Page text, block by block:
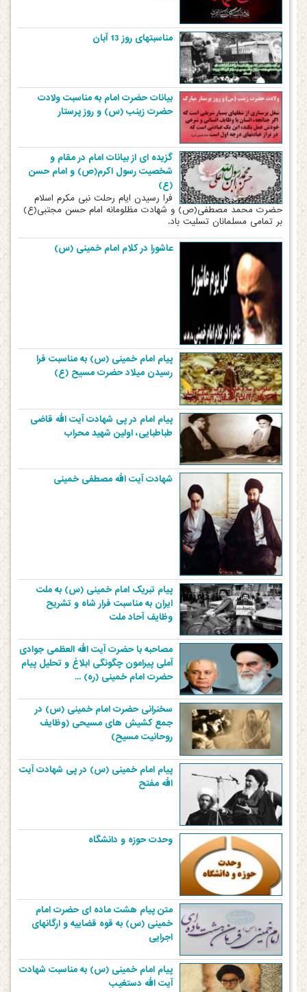
مناسبتهای روز 13 آبان
بیانات حضرت امام به مناسبت ولادت
حضرت زینب (س) و روز پرستار
گزیده ای از بیانات امام در مقام و
شخصیت رسول اکرم(ص) و امام حسن
(ع)
فرا رسیدن ایام رحلت نبی مکرم اسلام
حضرت محمد مصطفی(ص) و شهادت مظلومانه امام حسن مجتبی(ع)
بر تمامی مسلمانان تسلیت باد.
عاشورا در کلام امام خمینی (س)
پیام امام خمینی (س) به مناسبت فرا
رسیدن میلاد حضرت مسیح (ع)
پیام امام در پی شهادت آیت الله قاضی
طباطبایی، اولین شهید محراب
شهادت آیت الله مصطفی خمینی
پیام تبریک امام خمینی (س) به ملت
ایران به مناسبت فرار شاه و تشریح
وظایف آحاد ملت
مصاحبه با حضرت آیت الله العظمی جوادی
آملی پیرامون چگونگی ابلاغ و تحلیل پیام
حضرت امام خمینی (ره) ...
سخنرانی حضرت امام خمینی (س) در
جمع کشیش های مسیحی (وظایف
روحانیت مسیح)
پیام امام خمینی (س) در پی شهادت آیت
الله مفتح
وحدت حوزه و دانشگاه‏‏ ‏
متن پیام هشت ماده ای حضرت امام
خمینی (س) به قوه قضاییه و ارگانهای
اجرایی
پیام امام خمینی (س) به مناسبت شهادت
آیت الله دستغیب